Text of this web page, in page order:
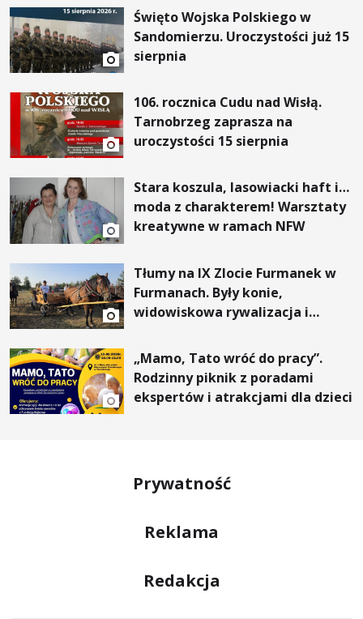
Święto Wojska Polskiego w
Sandomierzu. Uroczystości już 15
sierpnia
106. rocznica Cudu nad Wisłą.
Tarnobrzeg zaprasza na
uroczystości 15 sierpnia
Stara koszula, lasowiacki haft i…
moda z charakterem! Warsztaty
kreatywne w ramach NFW
Tłumy na IX Zlocie Furmanek w
Furmanach. Były konie,
widowiskowa rywalizacja i
„Mamo, Tato wróć do pracy”.
Rodzinny piknik z poradami
ekspertów i atrakcjami dla dzieci
Prywatność
Reklama
Redakcja